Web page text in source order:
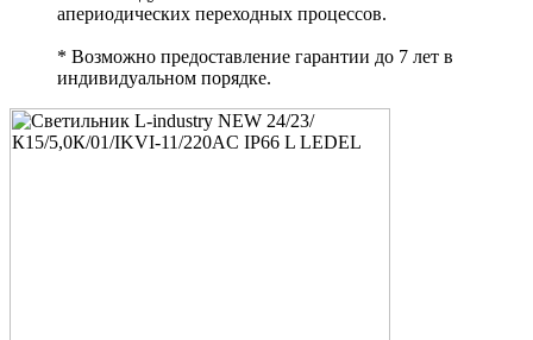
апериодических переходных процессов.
* Возможно предоставление гарантии до 7 лет в
индивидуальном порядке.